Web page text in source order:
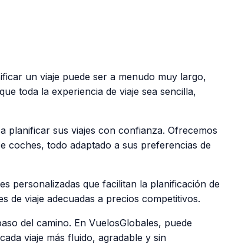
un viaje puede ser a menudo muy largo,
toda la experiencia de viaje sea sencilla,
planificar sus viajes con confianza. Ofrecemos
coches, todo adaptado a sus preferencias de
personalizadas que facilitan la planificación de
de viaje adecuadas a precios competitivos.
del camino. En VuelosGlobales, puede
viaje más fluido, agradable y sin